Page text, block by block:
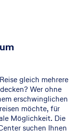
gleich mehrere
Wer ohne
erschwinglichen
möchte, für
Möglichkeit. Die
suchen Ihnen